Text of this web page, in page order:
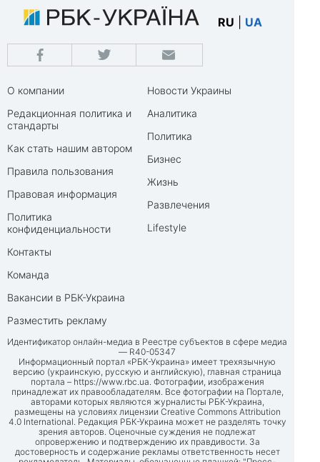
RU UA
О компании
Редакционная политика и
стандарты
Как стать нашим автором
Правила пользования
Правовая информация
Политика
конфиденциальности
Контакты
Команда
Вакансии в РБК-Украина
Разместить рекламу
Новости Украины
Аналитика
Политика
Бизнес
Жизнь
Развлечения
Lifestyle
Идентификатор онлайн-медиа в Реестре субъектов в сфере медиа
— R40-05347
Информационный портал «РБК-Украина» имеет трехязычную
версию (украинскую, русскую и английскую), главная страница
портала – https://www.rbc.ua. Фотографии, изображения
принадлежат их правообладателям. Все фотографии на Портале,
авторами которых являются журналисты РБК-Украина,
размещены на условиях лицензии Creative Commons Attribution
4.0 International. Редакция РБК-Украина может не разделять точку
зрения авторов. Оценочные суждения не подлежат
опровержению и подтверждению их правдивости. За
достоверность и содержание рекламы ответственность несет